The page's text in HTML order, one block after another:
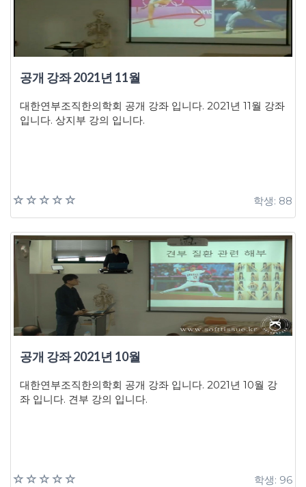
공개 강좌 2021년 11월
대한연부조직한의학회 공개 강좌 입니다. 2021년 11월 강좌
입니다. 상지부 강의 입니다.
학생: 88
공개 강좌 2021년 10월
대한연부조직한의학회 공개 강좌 입니다. 2021년 10월 강
좌 입니다. 견부 강의 입니다.
학생: 96